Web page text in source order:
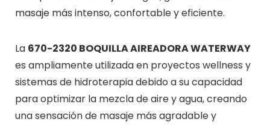
masaje más intenso, confortable y eficiente.
La 670-2320 BOQUILLA AIREADORA WATERWAY
es ampliamente utilizada en proyectos wellness y
sistemas de hidroterapia debido a su capacidad
para optimizar la mezcla de aire y agua, creando
una sensación de masaje más agradable y